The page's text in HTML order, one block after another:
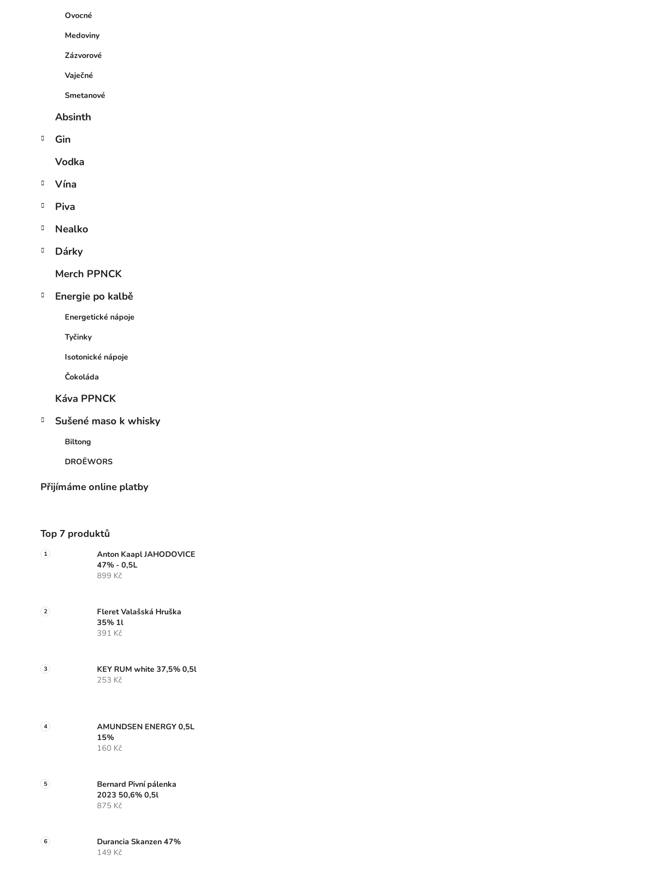
Ovocné
Medoviny
Zázvorové
Vaječné
Smetanové
Absinth
Gin
Vodka
Vína
Piva
Nealko
Dárky
Merch PPNCK
Energie po kalbě
Energetické nápoje
Tyčinky
Isotonické nápoje
Čokoláda
Káva PPNCK
Sušené maso k whisky
Biltong
DROËWORS
Přijímáme online platby
Top 7 produktů
Anton Kaapl JAHODOVICE
47% - 0,5L
899 Kč
Fleret Valašská Hruška
35% 1l
391 Kč
KEY RUM white 37,5% 0,5l
253 Kč
AMUNDSEN ENERGY 0,5L
15%
160 Kč
Bernard Pivní pálenka
2023 50,6% 0,5l
875 Kč
Durancia Skanzen 47%
149 Kč